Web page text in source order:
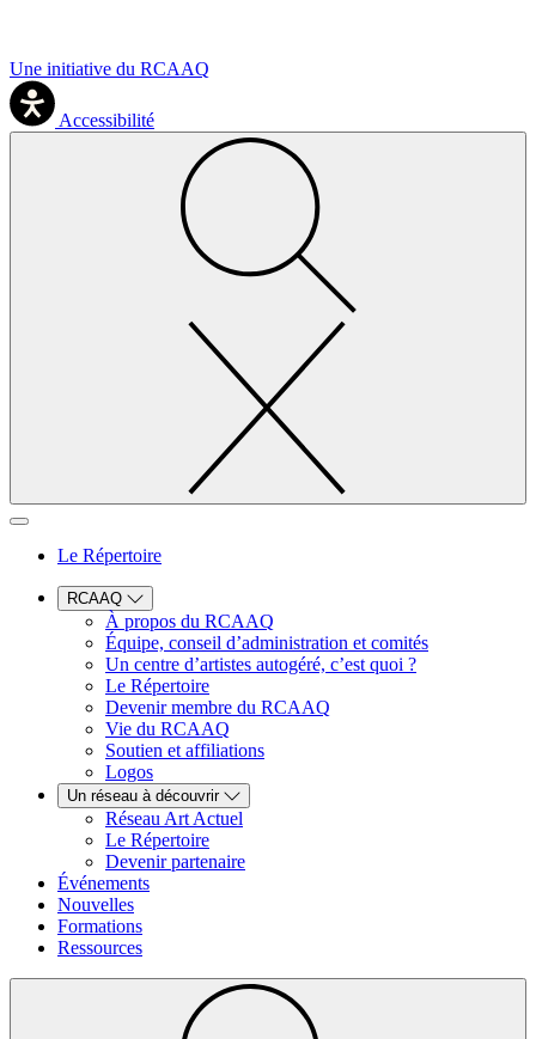
Une initiative du RCAAQ
Accessibilité
Le Répertoire
RCAAQ
À propos du RCAAQ
Équipe, conseil d’administration et comités
Un centre d’artistes autogéré, c’est quoi ?
Le Répertoire
Devenir membre du RCAAQ
Vie du RCAAQ
Soutien et affiliations
Logos
Un réseau à découvrir
Réseau Art Actuel
Le Répertoire
Devenir partenaire
Événements
Nouvelles
Formations
Ressources